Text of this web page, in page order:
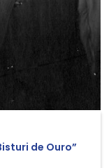
de Ouro”